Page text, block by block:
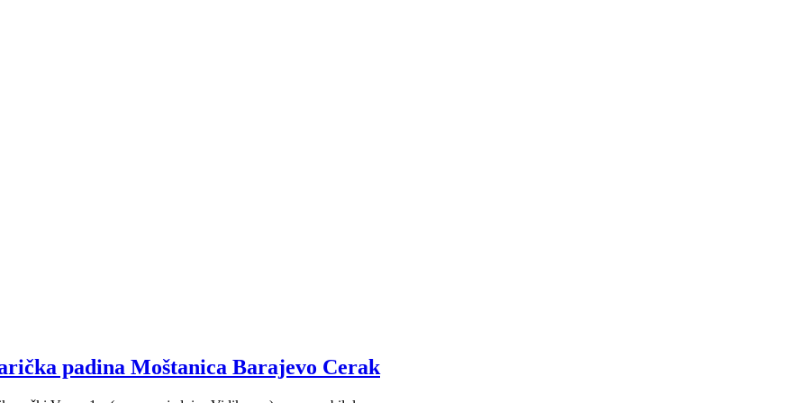
padina Moštanica Barajevo Cerak